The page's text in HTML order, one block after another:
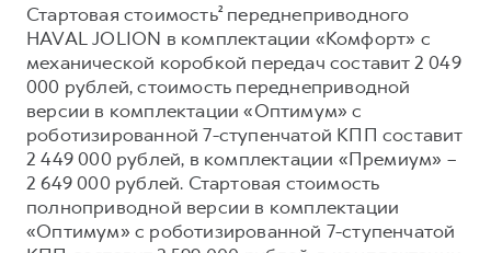
Стартовая стоимость² переднеприводного
HAVAL JOLION в комплектации «Комфорт» с
механической коробкой передач составит 2 049
000 рублей, стоимость переднеприводной
версии в комплектации «Оптимум» с
роботизированной 7-ступенчатой КПП составит
2 449 000 рублей, в комплектации «Премиум» –
2 649 000 рублей. Стартовая стоимость
полноприводной версии в комплектации
«Оптимум» с роботизированной 7-ступенчатой